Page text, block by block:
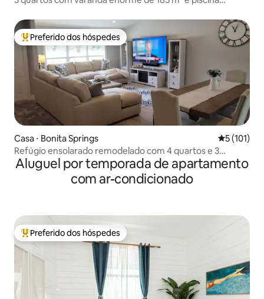
Entre os melhores preferidos dos hóspedes
Preferido dos hóspedes
Casa ⋅ Bonita Springs 5 de uma
5 (101)
Refúgio ensolarado remodelado com 4 quartos e 3
banheiros completos
Aluguel por temporada de apartamento
com ar-condicionado
Entre os melhores preferidos dos hóspedes
Preferido dos hóspedes